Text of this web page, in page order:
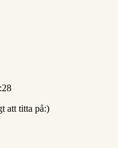
att titta på:)